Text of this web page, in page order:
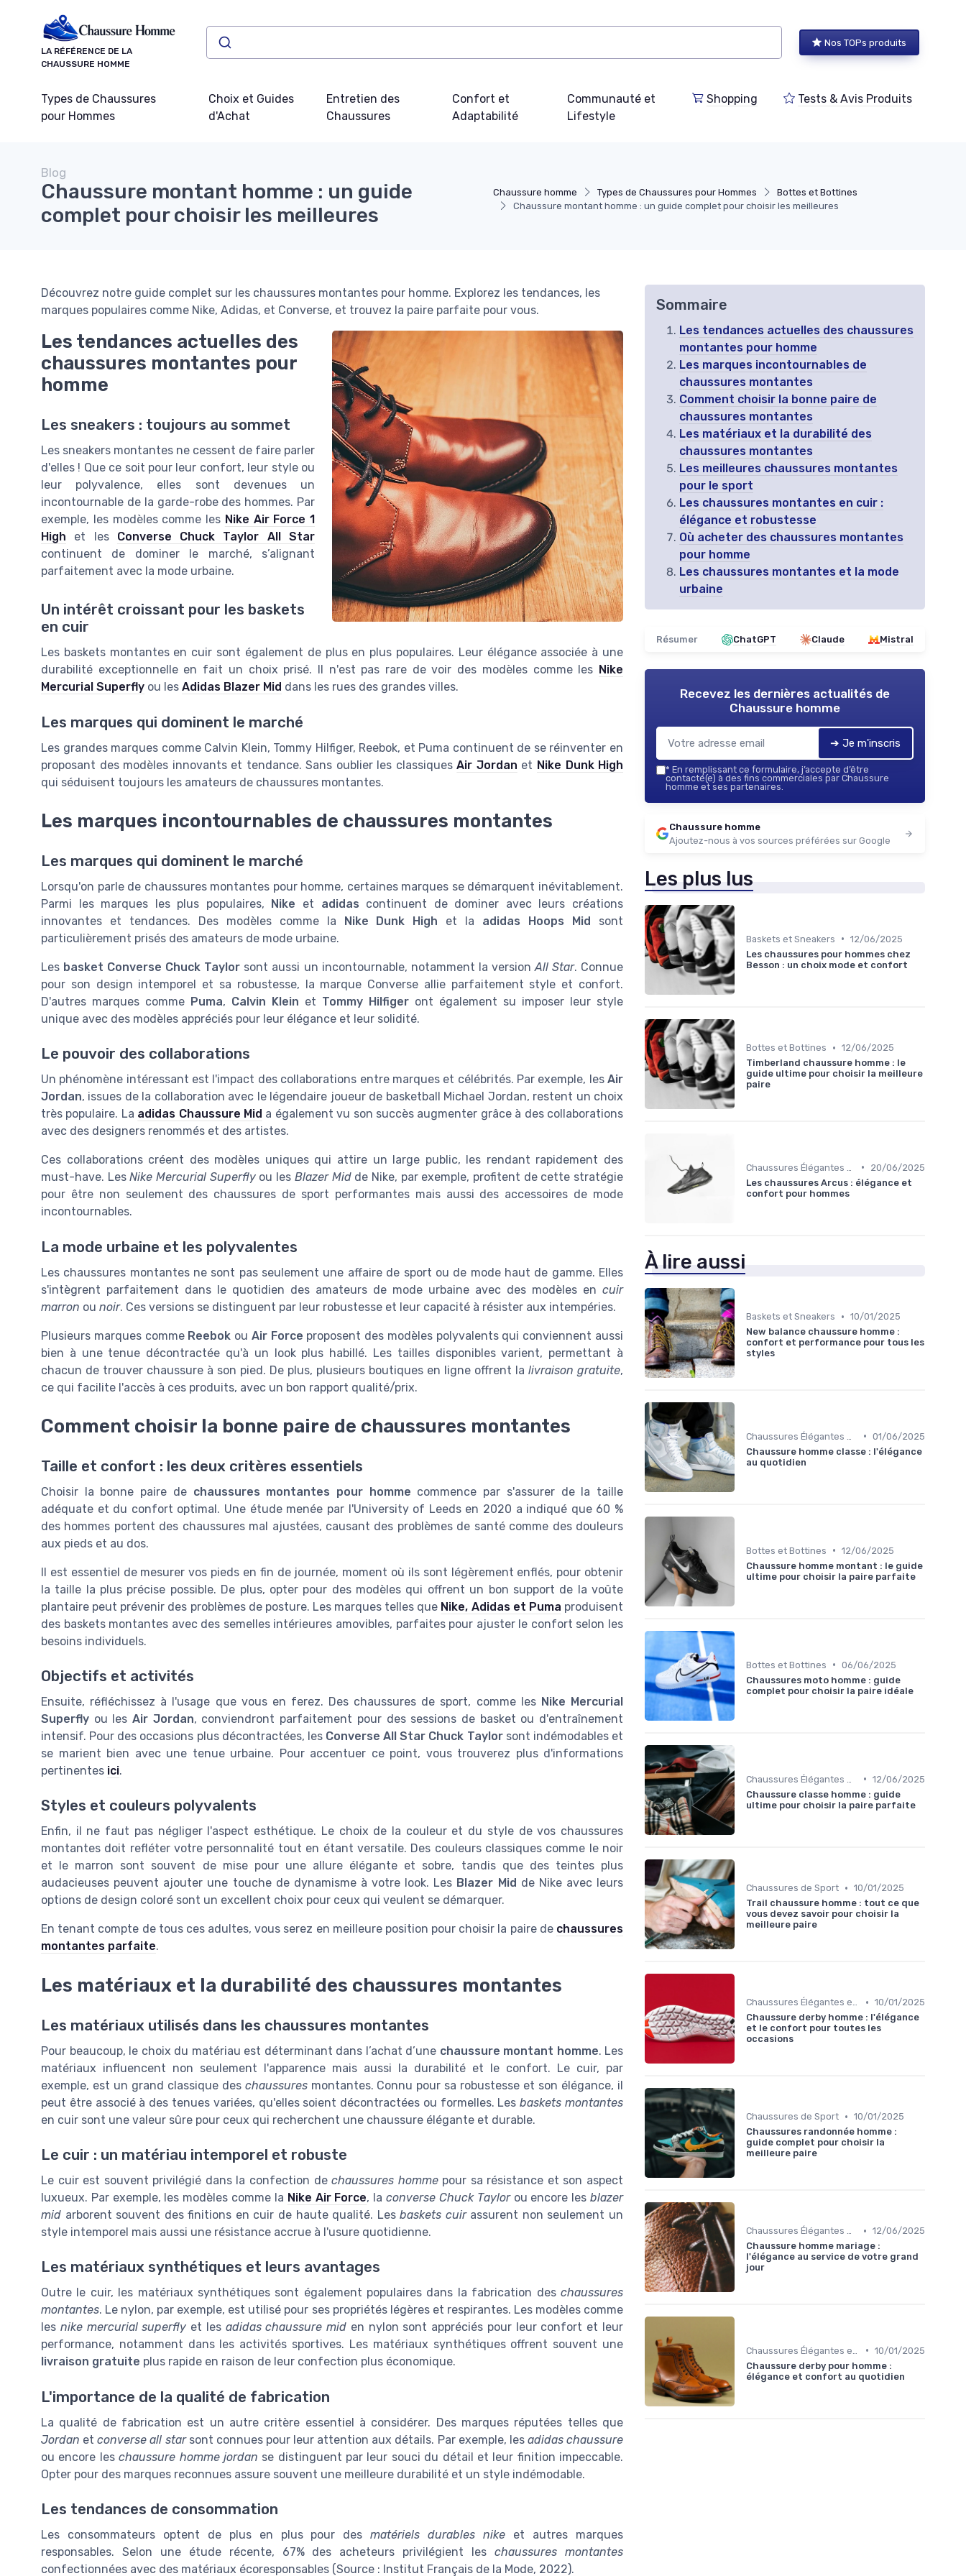
LA RÉFÉRENCE DE LA
CHAUSSURE HOMME
Nos TOPs produits
Types de Chaussures
pour Hommes
Choix et Guides
d'Achat
Entretien des
Chaussures
Confort et
Adaptabilité
Communauté et
Lifestyle
Shopping Tests & Avis Produits
Chaussure homme Types de Chaussures pour Hommes
Bottes et Bottines
Chaussure montant homme : un guide complet pour choisir les meilleures
Blog
Chaussure montant homme : un guide
complet pour choisir les meilleures
Découvrez notre guide complet sur les chaussures montantes pour homme. Explorez les tendances, les
marques populaires comme Nike, Adidas, et Converse, et trouvez la paire parfaite pour vous.
Les tendances actuelles des
chaussures montantes pour
homme
Les sneakers : toujours au sommet
Les sneakers montantes ne cessent de faire parler
d'elles ! Que ce soit pour leur confort, leur style ou
leur polyvalence, elles sont devenues un
incontournable de la garde-robe des hommes. Par
exemple, les modèles comme les Nike Air Force 1
High et les Converse Chuck Taylor All Star
continuent de dominer le marché, s’alignant
parfaitement avec la mode urbaine.
Un intérêt croissant pour les baskets
en cuir
Les baskets montantes en cuir sont également de plus en plus populaires. Leur élégance associée à une
durabilité exceptionnelle en fait un choix prisé. Il n'est pas rare de voir des modèles comme les Nike
Mercurial Superfly ou les Adidas Blazer Mid dans les rues des grandes villes.
Les marques qui dominent le marché
Les grandes marques comme Calvin Klein, Tommy Hilfiger, Reebok, et Puma continuent de se réinventer en
proposant des modèles innovants et tendance. Sans oublier les classiquesAir Jordan et Nike Dunk High
qui séduisent toujours les amateurs de chaussures montantes.
Les marques incontournables de chaussures montantes
Les marques qui dominent le marché
Lorsqu'on parle de chaussures montantes pour homme, certaines marques se démarquent inévitablement.
Parmi les marques les plus populaires, Nike et adidas continuent de dominer avec leurs créations
innovantes et tendances. Des modèles comme la Nike Dunk High et la adidas Hoops Mid sont
particulièrement prisés des amateurs de mode urbaine.
Les basket Converse Chuck Taylor sont aussi un incontournable, notamment la versionAll Star. Connue
pour son design intemporel et sa robustesse, la marque Converse allie parfaitement style et confort.
D'autres marques comme Puma, Calvin Klein et Tommy Hilfiger ont également su imposer leur style
unique avec des modèles appréciés pour leur élégance et leur solidité.
Le pouvoir des collaborations
Un phénomène intéressant est l'impact des collaborations entre marques et célébrités. Par exemple, les Air
Jordan, issues de la collaboration avec le légendaire joueur de basketball Michael Jordan, restent un choix
très populaire. La adidas Chaussure Mid a également vu son succès augmenter grâce à des collaborations
avec des designers renommés et des artistes.
Ces collaborations créent des modèles uniques qui attire un large public, les rendant rapidement des
must-have. LesNike Mercurial Superflyou les Blazer Midde Nike, par exemple, profitent de cette stratégie
pour être non seulement des chaussures de sport performantes mais aussi des accessoires de mode
incontournables.
La mode urbaine et les polyvalentes
Les chaussures montantes ne sont pas seulement une affaire de sport ou de mode haut de gamme. Elles
s'intègrent parfaitement dans le quotidien des amateurs de mode urbaine avec des modèles en cuir
marron ou noir. Ces versions se distinguent par leur robustesse et leur capacité à résister aux intempéries.
Plusieurs marques comme Reebok ou Air Force proposent des modèles polyvalents qui conviennent aussi
bien à une tenue décontractée qu'à un look plus habillé. Les tailles disponibles varient, permettant à
chacun de trouver chaussure à son pied. De plus, plusieurs boutiques en ligne offrent la livraison gratuite,
ce qui facilite l'accès à ces produits, avec un bon rapport qualité/prix.
Comment choisir la bonne paire de chaussures montantes
Taille et confort : les deux critères essentiels
Choisir la bonne paire de chaussures montantes pour homme commence par s'assurer de la taille
adéquate et du confort optimal. Une étude menée par l'University of Leeds en 2020 a indiqué que 60 %
des hommes portent des chaussures mal ajustées, causant des problèmes de santé comme des douleurs
aux pieds et au dos.
Il est essentiel de mesurer vos pieds en fin de journée, moment où ils sont légèrement enflés, pour obtenir
la taille la plus précise possible. De plus, opter pour des modèles qui offrent un bon support de la voûte
plantaire peut prévenir des problèmes de posture. Les marques telles que Nike, Adidas et Puma produisent
des baskets montantes avec des semelles intérieures amovibles, parfaites pour ajuster le confort selon les
besoins individuels.
Objectifs et activités
Ensuite, réfléchissez à l'usage que vous en ferez. Des chaussures de sport, comme les Nike Mercurial
Superfly ou lesAir Jordan, conviendront parfaitement pour des sessions de basket ou d'entraînement
intensif. Pour des occasions plus décontractées, les Converse All Star Chuck Taylorsont indémodables et
se marient bien avec une tenue urbaine. Pour accentuer ce point, vous trouverez plus d'informations
pertinentes ici.
Styles et couleurs polyvalents
Enfin, il ne faut pas négliger l'aspect esthétique. Le choix de la couleur et du style de vos chaussures
montantes doit refléter votre personnalité tout en étant versatile. Des couleurs classiques comme le noir
et le marron sont souvent de mise pour une allure élégante et sobre, tandis que des teintes plus
audacieuses peuvent ajouter une touche de dynamisme à votre look. Les Blazer Mid de Nike avec leurs
options de design coloré sont un excellent choix pour ceux qui veulent se démarquer.
En tenant compte de tous ces adultes, vous serez en meilleure position pour choisir la paire de chaussures
montantes parfaite.
Les matériaux et la durabilité des chaussures montantes
Les matériaux utilisés dans les chaussures montantes
Pour beaucoup, le choix du matériau est déterminant dans l’achat d’une chaussure montant homme. Les
matériaux influencent non seulement l'apparence mais aussi la durabilité et le confort. Le cuir, par
exemple, est un grand classique des chaussuresmontantes. Connu pour sa robustesse et son élégance, il
peut être associé à des tenues variées, qu'elles soient décontractées ou formelles. Lesbaskets montantes
en cuir sont une valeur sûre pour ceux qui recherchent une chaussure élégante et durable.
Le cuir : un matériau intemporel et robuste
Le cuir est souvent privilégié dans la confection dechaussures hommepour sa résistance et son aspect
luxueux. Par exemple, les modèles comme la Nike Air Force, laconverse Chuck Taylorou encore lesblazer
mid arborent souvent des finitions en cuir de haute qualité. Lesbaskets cuirassurent non seulement un
style intemporel mais aussi une résistance accrue à l'usure quotidienne.
Les matériaux synthétiques et leurs avantages
Outre le cuir, les matériaux synthétiques sont également populaires dans la fabrication des chaussures
montantes. Le nylon, par exemple, est utilisé pour ses propriétés légères et respirantes. Les modèles comme
les nike mercurial superfly et les adidas chaussure mid en nylon sont appréciés pour leur confort et leur
performance, notamment dans les activités sportives. Les matériaux synthétiques offrent souvent une
livraison gratuite plus rapide en raison de leur confection plus économique.
L'importance de la qualité de fabrication
La qualité de fabrication est un autre critère essentiel à considérer. Des marques réputées telles que
Jordan etconverse all starsont connues pour leur attention aux détails. Par exemple, les adidas chaussure
ou encore leschaussure homme jordan se distinguent par leur souci du détail et leur finition impeccable.
Opter pour des marques reconnues assure souvent une meilleure durabilité et un style indémodable.
Les tendances de consommation
Les consommateurs optent de plus en plus pour desmatériels durables nike et autres marques
responsables. Selon une étude récente, 67% des acheteurs privilégient leschaussures montantes
confectionnées avec des matériaux écoresponsables (Source : Institut Français de la Mode, 2022).
Sommaire
Les tendances actuelles des chaussures
montantes pour homme
Les marques incontournables de
chaussures montantes
Comment choisir la bonne paire de
chaussures montantes
Les matériaux et la durabilité des
chaussures montantes
Les meilleures chaussures montantes
pour le sport
Les chaussures montantes en cuir :
élégance et robustesse
Où acheter des chaussures montantes
pour homme
Les chaussures montantes et la mode
urbaine
Résumer ChatGPT Claude Mistral
Recevez les dernières actualités de
Chaussure homme
➔ Je m'inscris
* En remplissant ce formulaire, j’accepte d’être
contacté(e) à des fins commerciales par Chaussure
homme et ses partenaires.
Chaussure homme
Ajoutez-nous à vos sources préférées sur Google
Les plus lus
Baskets et Sneakers • 12/06/2025
Les chaussures pour hommes chez
Besson : un choix mode et confort
Bottes et Bottines • 12/06/2025
Timberland chaussure homme : le
guide ultime pour choisir la meilleure
paire
•
20/06/2025
Les chaussures Arcus : élégance et
confort pour hommes
À lire aussi
Baskets et Sneakers • 10/01/2025
New balance chaussure homme :
confort et performance pour tous les
styles
• 01/06/2025
Chaussure homme classe : l'élégance
au quotidien
Bottes et Bottines • 12/06/2025
Chaussure homme montant : le guide
ultime pour choisir la paire parfaite
Bottes et Bottines • 06/06/2025
Chaussures moto homme : guide
complet pour choisir la paire idéale
• 12/06/2025
Chaussure classe homme : guide
ultime pour choisir la paire parfaite
Chaussures de Sport • 10/01/2025
Trail chaussure homme : tout ce que
vous devez savoir pour choisir la
meilleure paire
Chaussures Élégantes et de Cérémonie • 10/01/2025
Chaussure derby homme : l'élégance
et le confort pour toutes les
occasions
Chaussures de Sport • 10/01/2025
Chaussures randonnée homme :
guide complet pour choisir la
meilleure paire
Chaussures Élégantes et de Cérémonie • 12/06/2025
Chaussure homme mariage :
l'élégance au service de votre grand
jour
• 10/01/2025
Chaussure derby pour homme :
élégance et confort au quotidien